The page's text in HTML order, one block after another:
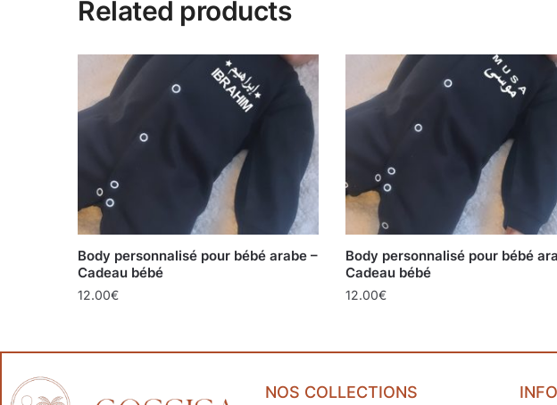
Related products
Body personnalisé pour bébé arabe –
Cadeau bébé
12.00€
Body personnalisé pour bébé
Cadeau bébé
12.00€
NOS COLLECTIONS